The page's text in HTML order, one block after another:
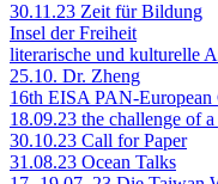
30.11.23 Zeit für Bildung
Insel der Freiheit
literarische und kulturelle
25.10. Dr. Zheng
16th EISA PAN-European
18.09.23 the challenge of
30.10.23 Call for Paper
31.08.23 Ocean Talks